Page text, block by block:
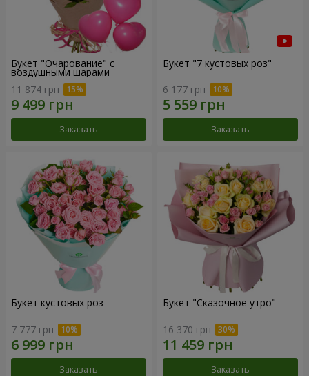
Букет "Очарование" с
воздушными шарами
11 874 грн
Заказать
Букет "7 кустовых роз"
6 177 грн
Заказать
Букет кустовых роз
7 777 грн
Заказать
Букет "Сказочное утро"
16 370 грн
Заказать